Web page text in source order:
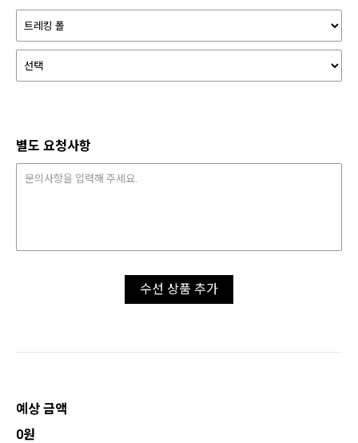
별도 요청사항
수선 상품 추가
예상 금액
0원